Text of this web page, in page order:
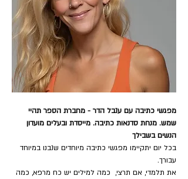
מפגשי כתיבה עם ענבל הדר - מחברת הספר תהיי
שמש. מנחת סדנאות כתיבה. מייסדת ובעלים מועדון
הנשים בשבילך
בכל יום יתקיימו מפגשי כתיבה מיוחדים שנבנו במיוחד
עבורך.
את תלמדי, אם תרצי,  כמה למילים יש כח מרפא, כמה